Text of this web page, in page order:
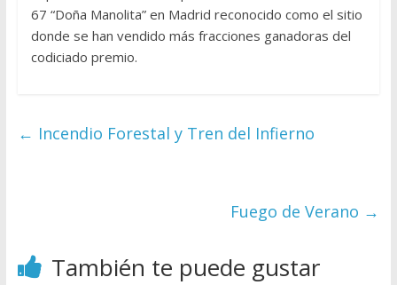
67 “Doña Manolita” en Madrid reconocido como el sitio
donde se han vendido más fracciones ganadoras del
codiciado premio.
← Incendio Forestal y Tren del Infierno
Fuego de Verano →
También te puede gustar